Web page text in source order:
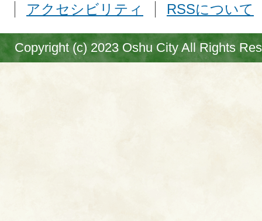
アクセシビリティ
RSSについて
Copyright (c) 2023 Oshu City All Rights